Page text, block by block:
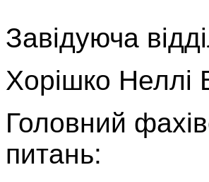
Завідуюча
Хорішко Неллі
Головний
питань: